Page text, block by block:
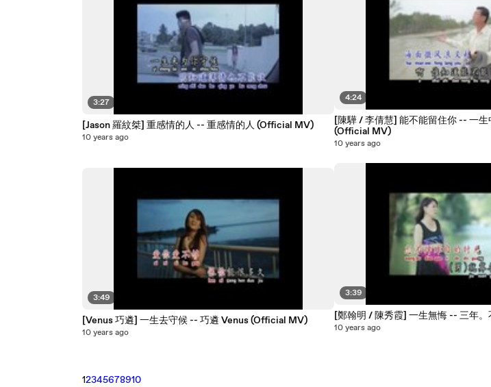
3:27
[Jason 羅紋桀] 重感情的人 -- 重感情的人 (Official MV)
10 years ago
3:49
[Venus 巧遴] 一生去守候 -- 巧遴 Venus (Official MV)
10 years ago
4:24
[陳驊 / 李倩慧] 能不能留住你 -- 一生中
(Official MV)
10 years ago
3:39
[鄭翰明 / 陳秀霞] 一生無悔 -- 三年
10 years ago
12345678910